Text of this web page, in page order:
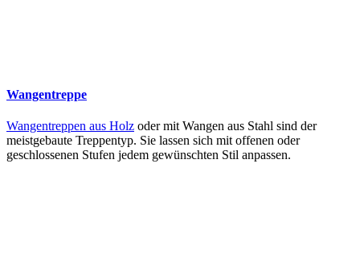
Wangentreppe
Wangentreppen aus Holz oder mit Wangen aus Stahl sind der
meistgebaute Treppentyp. Sie lassen sich mit offenen oder
geschlossenen Stufen jedem gewünschten Stil anpassen.